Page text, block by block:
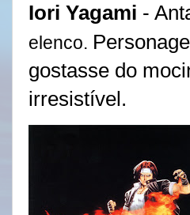
Iori Yagami -
elenco.
gostasse do
irresistível.